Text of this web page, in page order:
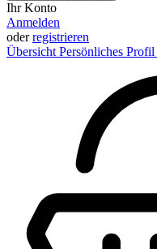
Ihr Konto
Anmelden
oderregistrieren
Übersicht Persönliches Profil